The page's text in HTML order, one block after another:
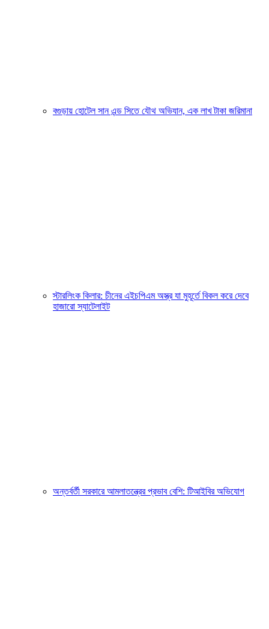
বগুড়ায় হোটেল সান এন্ড সিতে যৌথ অভিযান, এক লাখ টাকা জরিমানা
স্টারলিংক কিলার: চীনের এইচপিএম অস্ত্র যা মুহূর্তে বিকল করে দেবে
হাজারো স্যাটেলাইট
অন্তর্বর্তী সরকারে আমলাতন্ত্রের প্রভাব বেশি: টিআইবির অভিযোগ